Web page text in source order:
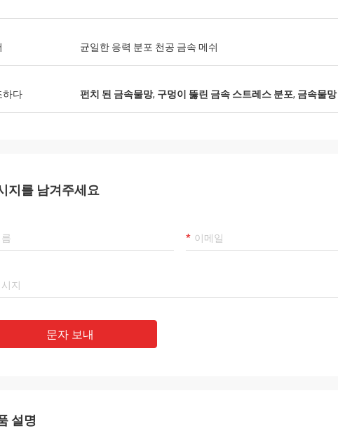
균일한 응력 분포 천공 금속 메쉬
하다 펀치 된 금속물망, 구멍이 뚫린 금속 스트레스 분포, 금속물
지를 남겨주세요
문자 보내
설명